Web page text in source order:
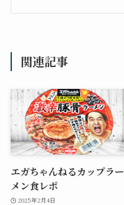
関連記事
エガちゃんねるカップラー
メン食レポ
2025年2月4日